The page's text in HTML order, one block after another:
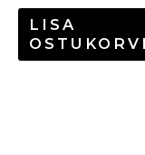
LISA
OSTUKORVI